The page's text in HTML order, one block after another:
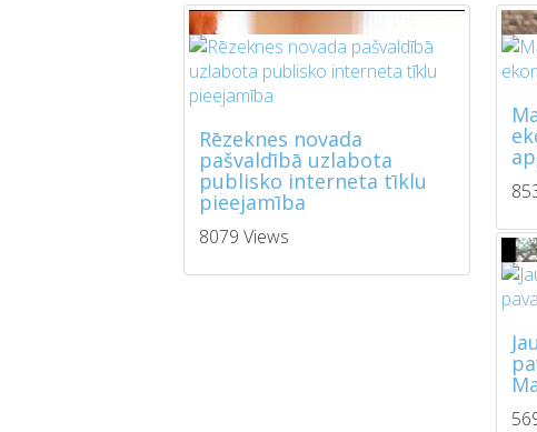
Rēzeknes novada
pašvaldībā uzlabota
publisko interneta tīklu
pieejamība
8079 Views